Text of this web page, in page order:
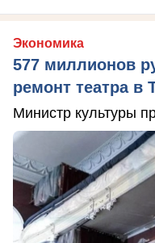
Экономика
577 миллионов
ремонт театра в
Министр культуры